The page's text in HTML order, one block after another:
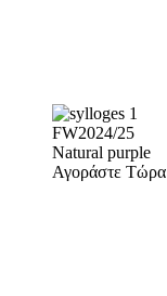
FW2024/25
Natural purple
Αγοράστε Τώρα